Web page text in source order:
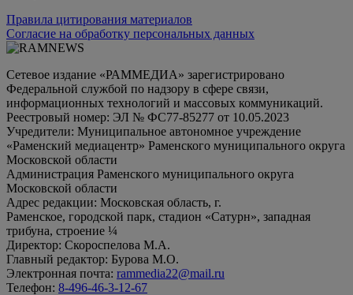
Правила цитирования материалов
Согласие на обработку персональных данных
Сетевое издание «РАММЕДИА» зарегистрировано
Федеральной службой по надзору в сфере связи,
информационных технологий и массовых коммуникаций.
Реестровый номер: ЭЛ № ФС77-85277 от 10.05.2023
Учредители: Муниципальное автономное учреждение
«Раменский медиацентр» Раменского муниципального округа
Московской области
Администрация Раменского муниципального округа
Московской области
Адрес редакции: Московская область, г.
Раменское, городской парк, стадион «Сатурн», западная
трибуна, строение ¼
Директор: Скороспелова М.А.
Главный редактор: Бурова М.О.
Электронная почта: rammedia22@mail.ru
Телефон: 8-496-46-3-12-67